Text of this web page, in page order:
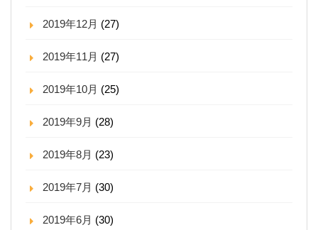
2019年12月 (27)
2019年11月 (27)
2019年10月 (25)
2019年9月 (28)
2019年8月 (23)
2019年7月 (30)
2019年6月 (30)